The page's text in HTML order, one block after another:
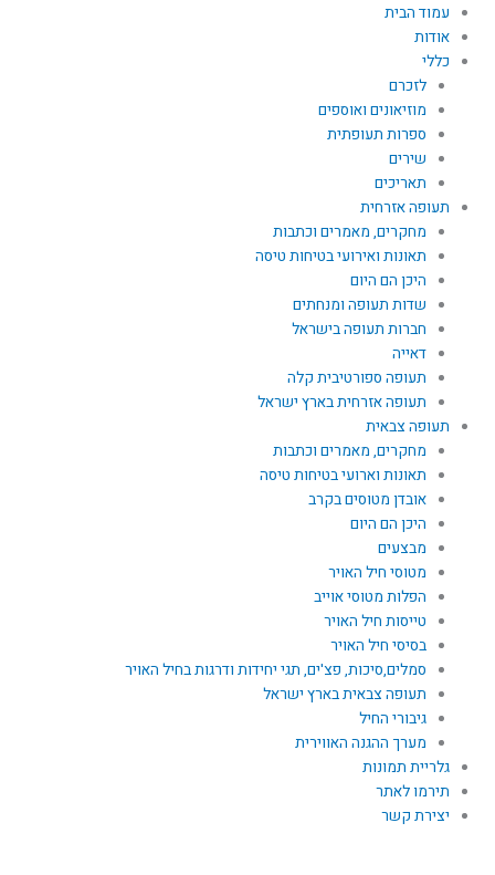
עמוד הבית
אודות
כללי
לזכרם
מוזיאונים ואוספים
ספרות תעופתית
שירים
תאריכים
תעופה אזרחית
מחקרים, מאמרים וכתבות
תאונות ואירועי בטיחות טיסה
היכן הם היום
שדות תעופה ומנחתים
חברות תעופה בישראל
דאייה
תעופה ספורטיבית קלה
תעופה אזרחית בארץ ישראל
תעופה צבאית
מחקרים, מאמרים וכתבות
תאונות וארועי בטיחות טיסה
אובדן מטוסים בקרב
היכן הם היום
מבצעים
מטוסי חיל האויר
הפלות מטוסי אוייב
טייסות חיל האויר
בסיסי חיל האויר
סמלים,סיכות, פצ'ים, תגי יחידות ודרגות בחיל האויר
תעופה צבאית בארץ ישראל
גיבורי החיל
מערך ההגנה האווירית
גלריית תמונות
תירמו לאתר
יצירת קשר